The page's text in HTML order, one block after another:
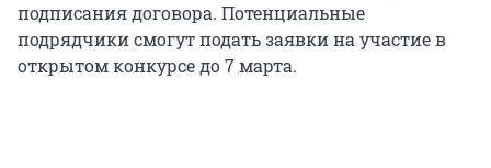
подписания договора. Потенциальные
подрядчики смогут подать заявки на участие в
открытом конкурсе до 7 марта.